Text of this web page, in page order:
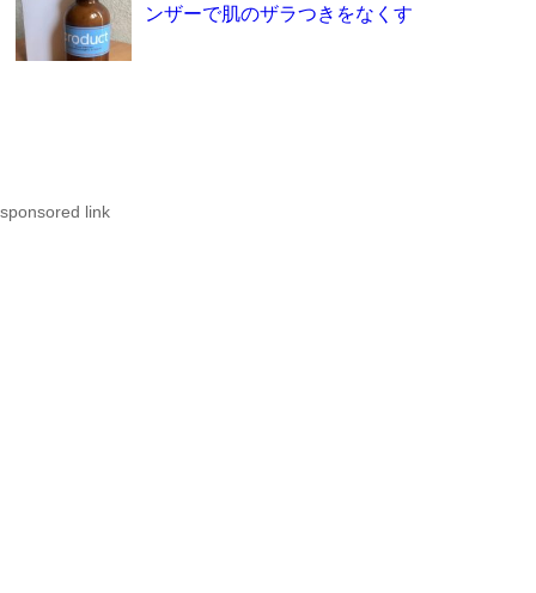
ンザーで肌のザラつきをなくす
sponsored link